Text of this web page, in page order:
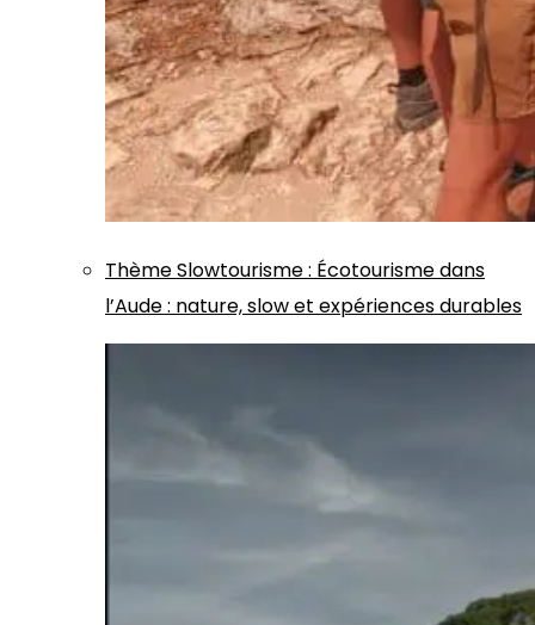
ThèmeSlowtourisme: Écotourisme dans
l’Aude : nature, slow et expériences durables